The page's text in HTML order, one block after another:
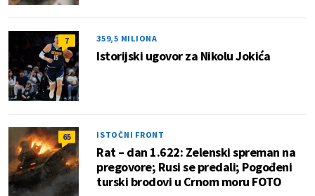
7 359,5 MILIONA
Istorijski ugovor za Nikolu Jokića
65 ISTOČNI FRONT
Rat – dan 1.622: Zelenski spreman na
pregovore; Rusi se predali; Pogođeni
turski brodovi u Crnom moru FOTO